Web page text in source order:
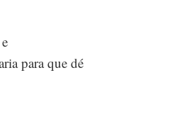
para que dé